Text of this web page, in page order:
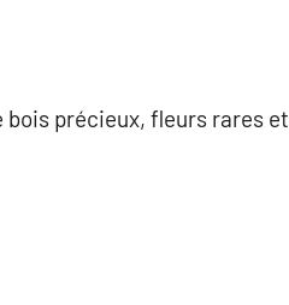
précieux, fleurs rares et